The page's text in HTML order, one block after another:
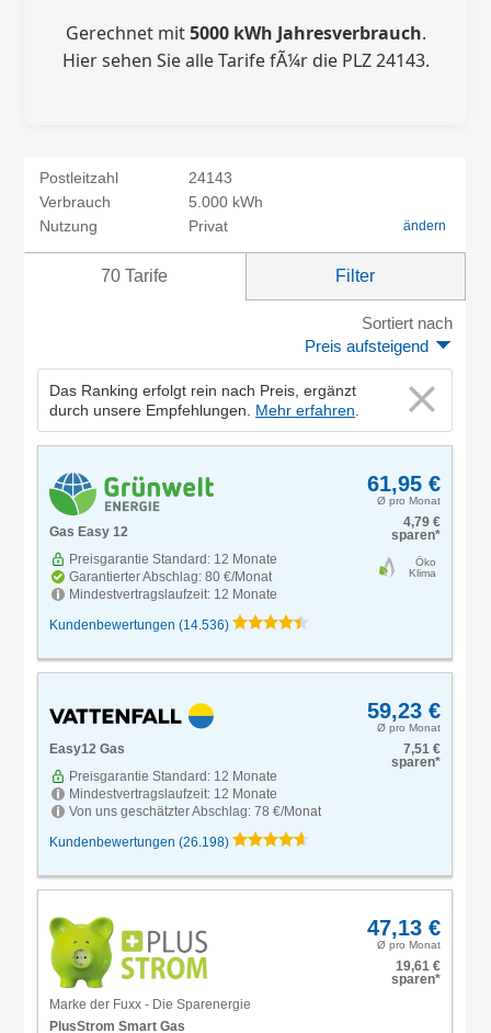
Gerechnet mit5000 kWh Jahresverbrauch.
Hier sehen Sie alle Tarife fÃ¼r die PLZ 24143.